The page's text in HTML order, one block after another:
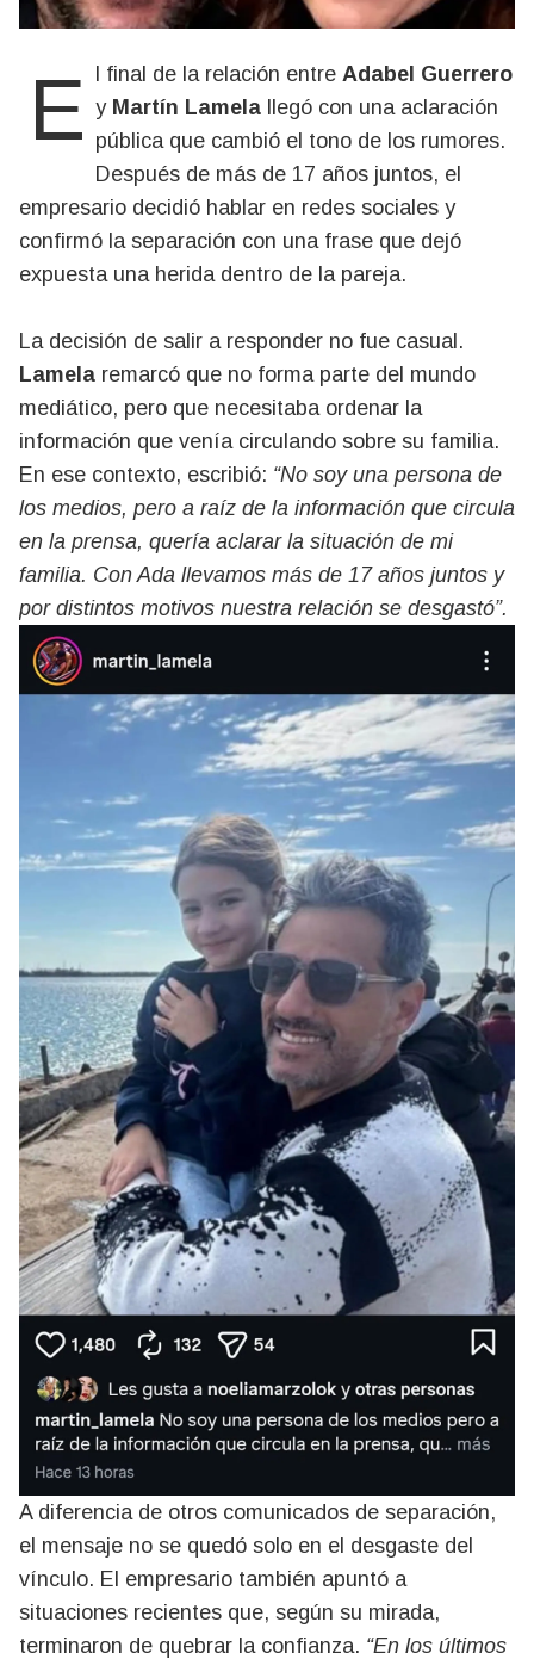
El final de la relación entre Adabel Guerrero
y Martín Lamela llegó con una aclaración
pública que cambió el tono de los rumores.
Después de más de 17 años juntos, el
empresario decidió hablar en redes sociales y
confirmó la separación con una frase que dejó
expuesta una herida dentro de la pareja.
La decisión de salir a responder no fue casual.
Lamela remarcó que no forma parte del mundo
mediático, pero que necesitaba ordenar la
información que venía circulando sobre su familia.
En ese contexto, escribió: “No soy una persona de
los medios, pero a raíz de la información que circula
en la prensa, quería aclarar la situación de mi
familia. Con Ada llevamos más de 17 años juntos y
por distintos motivos nuestra relación se desgastó”.
A diferencia de otros comunicados de separación,
el mensaje no se quedó solo en el desgaste del
vínculo. El empresario también apuntó a
situaciones recientes que, según su mirada,
terminaron de quebrar la confianza. “En los últimos